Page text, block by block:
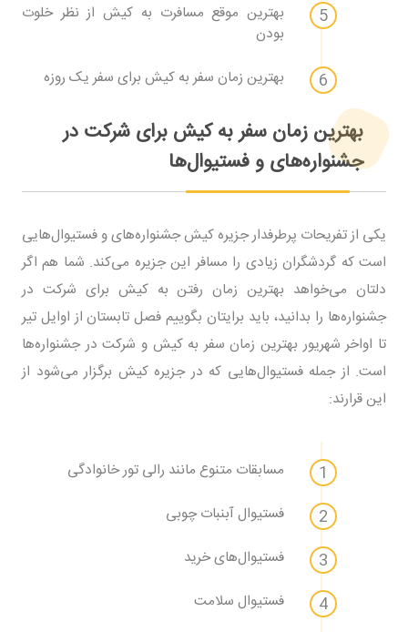
بهترین موقع مسافرت به کیش از نظر خلوت
بودن
بهترین زمان سفر به کیش برای سفر یک روزه
بهترین زمان سفر به کیش برای شرکت در
جشنواره‌های و فستیوال‌ها
یکی از تفریحات پرطرفدار جزیره کیش جشنواره‌های و فستیوال‌هایی
است که گردشگران زیادی را مسافر این جزیره می‌کند. شما هم اگر
دلتان می‌خواهد بهترین زمان رفتن به کیش برای شرکت در
جشنواره‌ها را بدانید، باید برایتان بگوییم فصل تابستان از اوایل تیر
تا اواخر شهریور بهترین زمان سفر به کیش و شرکت در جشنواره‌ها
است. از جمله فستیوال‌هایی که در جزیره کیش برگزار می‌شود از
این قرارند:
مسابقات متنوع مانند رالی تور خانوادگی
فستیوال آبنبات چوبی
فستیوال‌های خرید
فستیوال سلامت